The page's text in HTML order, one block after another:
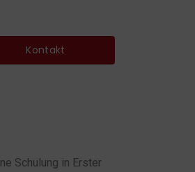
Kontakt
Schulung in Erster